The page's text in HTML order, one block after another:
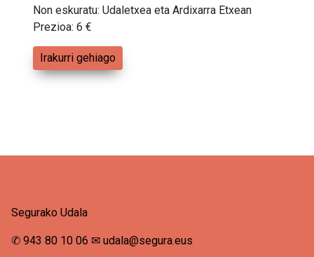
Non eskuratu: Udaletxea eta Ardixarra Etxean
Prezioa: 6 €
Irakurri gehiago
Segurako Udala
✆ 943 80 10 06 ✉ udala@segura.eus